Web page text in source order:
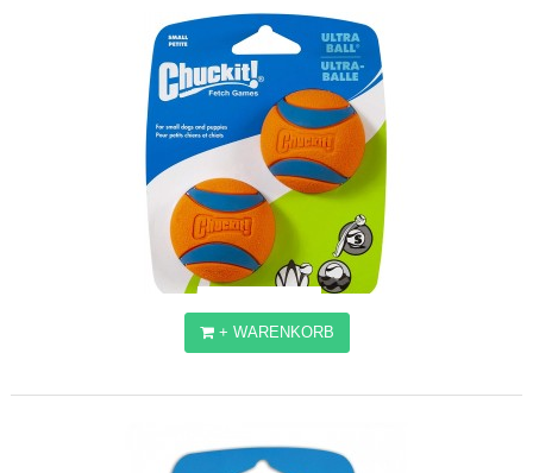
CHUCKIT! ULTRA BALL S
+ WARENKORB